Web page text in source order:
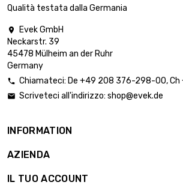
Qualità testata dalla Germania

Evek GmbH
Neckarstr. 39
45478 Mülheim an der Ruhr
Germany
 Chiamateci: De +49 208 376-298-00, Ch
 Scriveteci all'indirizzo: shop@evek.de
INFORMATION
AZIENDA
IL TUO ACCOUNT